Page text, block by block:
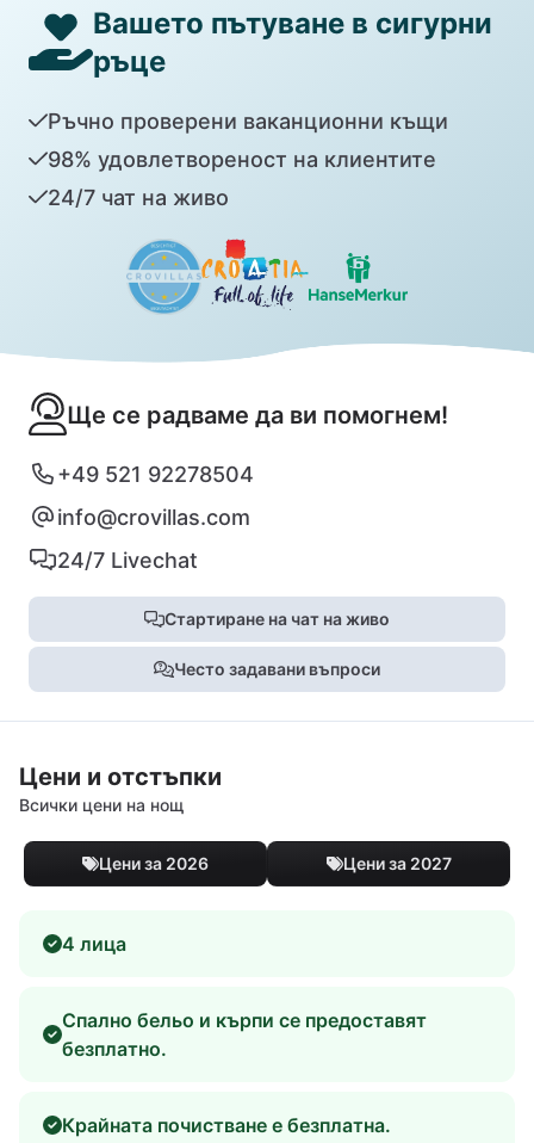
Вашето пътуване в сигурни
ръце
Ръчно проверени ваканционни къщи
98% удовлетвореност на клиентите
24/7 чат на живо
Ще се радваме да ви помогнем!
+49 521 92278504
info@crovillas.com
24/7 Livechat
Стартиране на чат на живо
Често задавани въпроси
Цени и отстъпки
Всички цени на нощ
Цени за 2026 Цени за 2027
4 лица
Спално бельо и кърпи се предоставят
безплатно.
Крайната почистване е безплатна.